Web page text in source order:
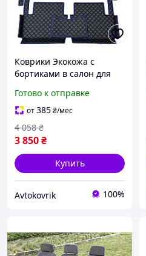
Коврики Экокожа с
бортиками в салон для
ухом между сидениями /
Рено Трафик коврики
Готово к отправке
от385₴/мес
3 850₴
4 058 ₴
Купить
Avtokovrik 100%